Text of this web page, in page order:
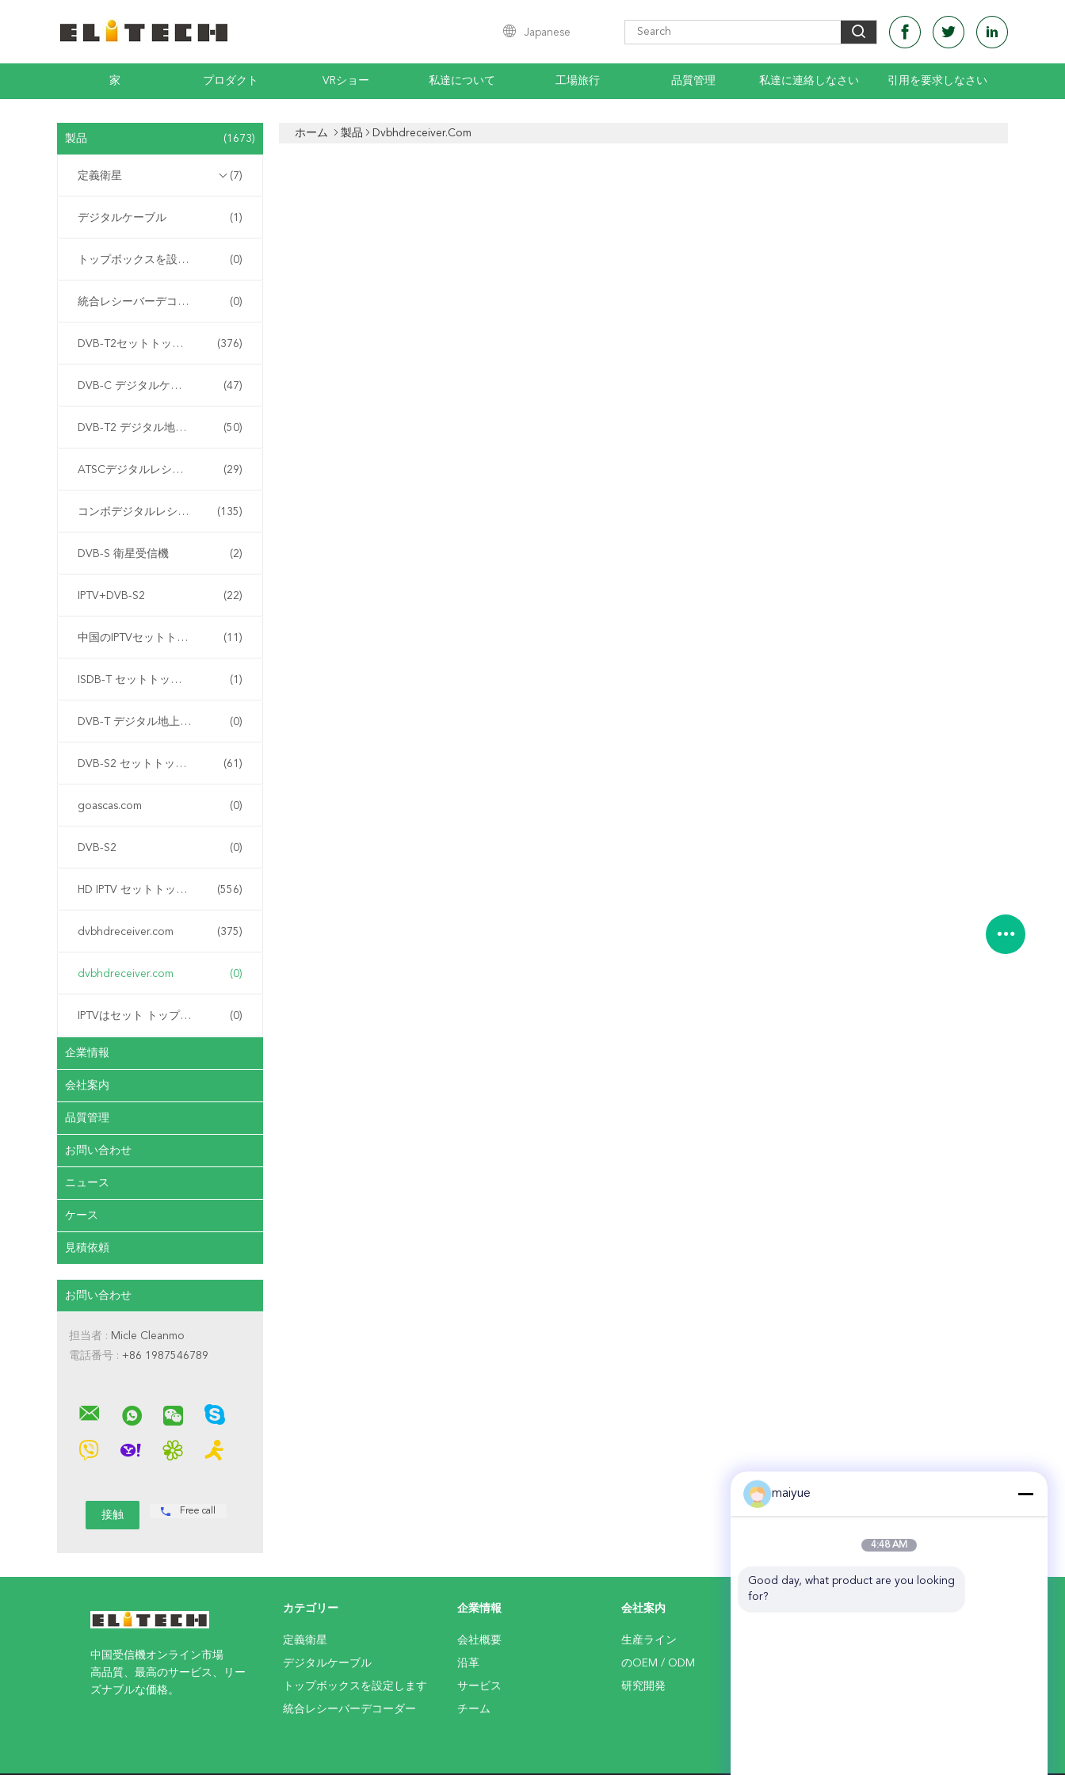
Japanese
家 プロダクト VRショー 私達について 工場旅行 品質管理 私達に連絡しなさい 引用を要求しなさい
製品 (1673)
定義衛星 (7)
デジタルケーブル (1)
トップボックスを設定します (0)
統合レシーバーデコーダー (0)
DVB-T2セットトップボックス (376)
DVB-C デジタルケーブルレシーバー (47)
DVB-T2 デジタル地上波受信機 (50)
ATSCデジタルレシーバー (29)
コンボデジタルレシーバー (135)
DVB-S 衛星受信機 (2)
IPTV+DVB-S2 (22)
中国のIPTVセットトップボックス (11)
ISDB-T セットトップボックス (1)
DVB-T デジタル地上波受信機 (0)
DVB-S2 セットトップボックス (61)
goascas.com (0)
DVB-S2 (0)
HD IPTV セットトップボックス (556)
dvbhdreceiver.com (375)
dvbhdreceiver.com (0)
IPTVはセット トップ ボックスを (0)
企業情報
会社案内
品質管理
お問い合わせ
ニュース
ケース
見積依頼
お問い合わせ
担当者 : Micle Cleanmo
電話番号 : +86 1987546789
Free call
ホーム 製品 Dvbhdreceiver.com
中国受信機オンライン市場
高品質、最高のサービス、リー
ズナブルな価格。
カテゴリー
定義衛星
デジタルケーブル
トップボックスを設定します
統合レシーバーデコーダー
企業情報
会社概要
沿革
サービス
チーム
会社案内
生産ライン
のOEM / ODM
研究開発
maiyue
4:48 AM
Good day, what product are you looking
for?